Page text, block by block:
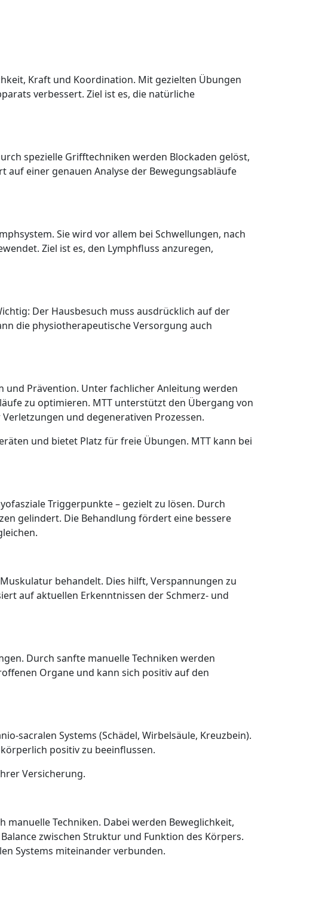
Kraft und Koordination. Mit gezielten Übungen
verbessert. Ziel ist es, die natürliche
spezielle Grifftechniken werden Blockaden gelöst,
auf einer genauen Analyse der Bewegungsabläufe
Sie wird vor allem bei Schwellungen, nach
Ziel ist es, den Lymphfluss anzuregen,
Der Hausbesuch muss ausdrücklich auf der
die physiotherapeutische Versorgung auch
Prävention. Unter fachlicher Anleitung werden
zu optimieren. MTT unterstützt den Übergang von
und degenerativen Prozessen.
und bietet Platz für freie Übungen. MTT kann bei
Triggerpunkte – gezielt zu lösen. Durch
gelindert. Die Behandlung fördert eine bessere
behandelt. Dies hilft, Verspannungen zu
auf aktuellen Erkenntnissen der Schmerz- und
Durch sanfte manuelle Techniken werden
Organe und kann sich positiv auf den
sacralen Systems (Schädel, Wirbelsäule, Kreuzbein).
positiv zu beeinflussen.
Versicherung.
Techniken. Dabei werden Beweglichkeit,
zwischen Struktur und Funktion des Körpers.
Systems miteinander verbunden.